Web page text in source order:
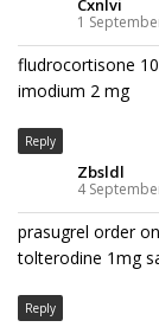
Cxnlvi
1
fludrocortisone
imodium 2 mg
Reply
Zbsldl
4
prasugrel order
tolterodine 1mg
Reply